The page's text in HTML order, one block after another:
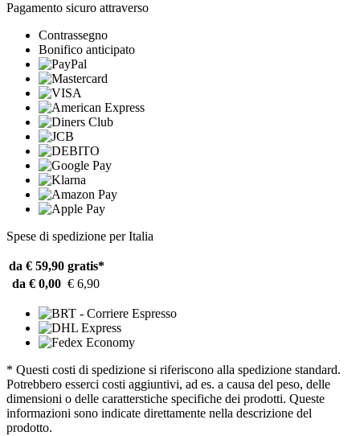
Pagamento sicuro attraverso
Contrassegno
Bonifico anticipato
Spese di spedizione per Italia
da € 59,90 gratis*
da € 0,00 € 6,90
* Questi costi di spedizione si riferiscono alla spedizione standard.
Potrebbero esserci costi aggiuntivi, ad es. a causa del peso, delle
dimensioni o delle caratterstiche specifiche dei prodotti. Queste
informazioni sono indicate direttamente nella descrizione del
prodotto.